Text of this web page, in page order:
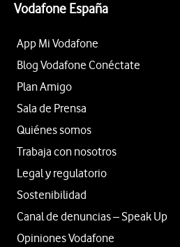
Vodafone España
App Mi Vodafone
Blog Vodafone Conéctate
Plan Amigo
Sala de Prensa
Quiénes somos
Trabaja con nosotros
Legal y regulatorio
Sostenibilidad
Canal de denuncias – Speak Up
Opiniones Vodafone